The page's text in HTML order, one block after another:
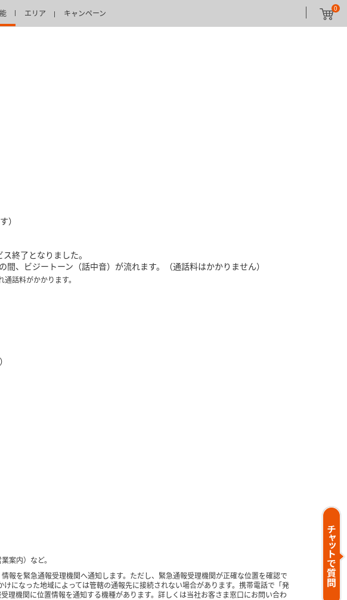
エリア キャンペーン 0
）
終了となりました。
、ビジートーン（話中音）が流れます。（通話料はかかりません）
話料がかかります。
案内）など。
を緊急通報受理機関へ通知します。ただし、緊急通報受理機関が正確な位置を確認で
になった地域によっては管轄の通報先に接続されない場合があります。携帯電話で「発
機関に位置情報を通知する機種があります。詳しくは当社お客さま窓口にお問い合わ